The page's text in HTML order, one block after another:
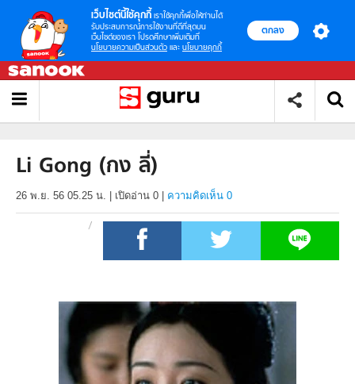
เว็บไซต์นี้ใช้คุกกี้ เราใช้คุกกี้เพื่อให้ท่านได้
รับประสบการณ์การใช้งานที่ดีที่สุดบน
เว็บไซต์ของเรา โปรดศึกษาเพิ่มเติมที่
นโยบายความเป็นส่วนตัว และ นโยบายคุกกี้
ตกลง
Li Gong (กง ลี่)
26 พ.ย. 56 05.25 น. เปิดอ่าน 0 ความคิดเห็น 0